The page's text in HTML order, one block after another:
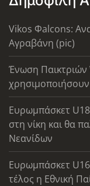
Vikos Φalcons:
Αγραβάνη (pic)
Ένωση Παικτριών
χρησιμοποιήσουν
Ευρωμπάσκετ
στη νίκη και θα
Νεανίδων
Ευρωμπάσκετ
τέλος η Εθνική